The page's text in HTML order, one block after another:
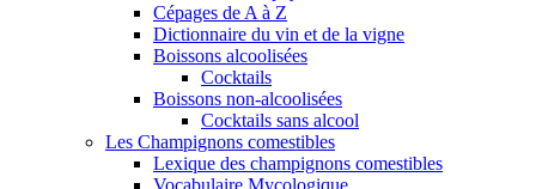
Cépages de A à Z
Dictionnaire du vin et de la vigne
Boissons alcoolisées
Cocktails
Boissons non-alcoolisées
Cocktails sans alcool
Les Champignons comestibles
Lexique des champignons comestibles